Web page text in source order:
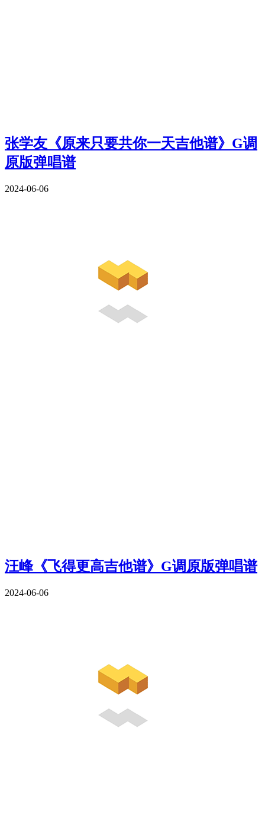
张学友《原来只要共你一天吉他谱》G调
原版弹唱谱
2024-06-06
汪峰《飞得更高吉他谱》G调原版弹唱谱
2024-06-06